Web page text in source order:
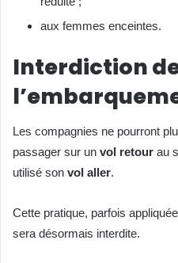
aux femmes enceintes.
Interdiction
Les compagnies ne pourront
passager sur un vol retour au
utilisé son vol aller.
Cette pratique, parfois
sera désormais interdite.